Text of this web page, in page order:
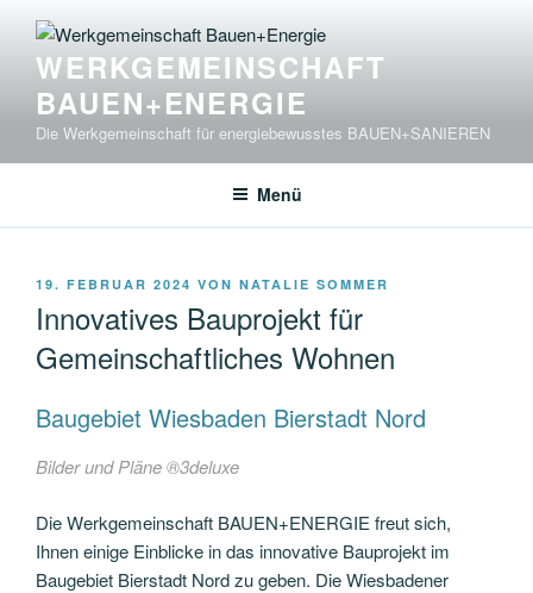
Inhalt
springenWERKGEMEINSCHAFT
BAUEN+ENERGIE
Die Werkgemeinschaft für energiebewusstes BAUEN+SANIEREN
Menü
VERÖFFENTLICHT
19. FEBRUAR 2024 VON NATALIE SOMMER
Innovatives Bauprojekt für
Gemeinschaftliches Wohnen
Baugebiet Wiesbaden Bierstadt Nord
Bilder und Pläne ®3deluxe
Die Werkgemeinschaft BAUEN+ENERGIE freut sich,
Ihnen einige Einblicke in das innovative Bauprojekt im
Baugebiet Bierstadt Nord zu geben. Die Wiesbadener